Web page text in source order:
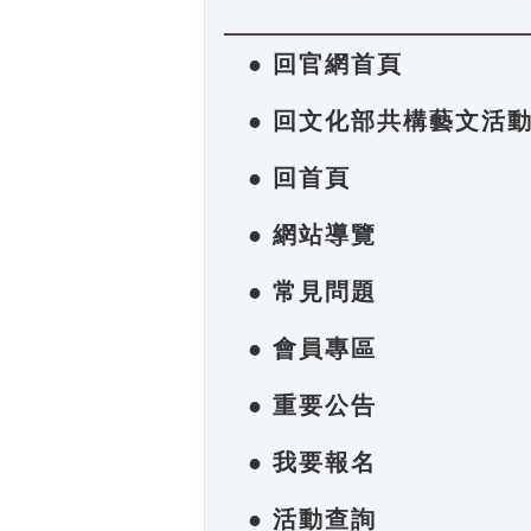
● 回官網首頁
● 回文化部共構藝文活
● 回首頁
● 網站導覽
● 常見問題
● 會員專區
● 重要公告
● 我要報名
● 活動查詢